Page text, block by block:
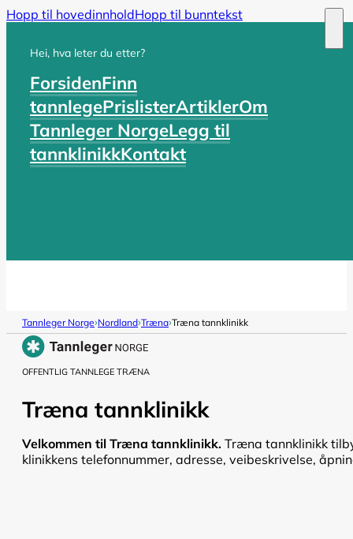
Hopp til hovedinnholdHopp til bunntekst
Hei, hva leter du etter?
ForsidenFinn
tannlegePrislisterArtiklerOm
Tannleger NorgeLegg til
tannklinikkKontakt
Tannleger Norge›Nordland›Træna›Træna tannklinikk
OFFENTLIG TANNLEGE TRÆNA
Træna tannklinikk
Velkommen til Træna tannklinikk. Træna tannklinikk
klinikkens telefonnummer, adresse, veibeskrivelse,